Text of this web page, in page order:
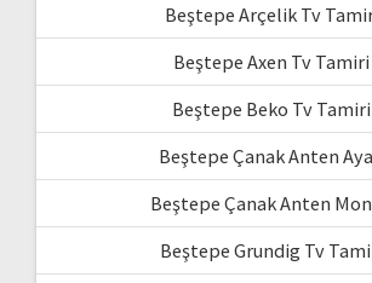
Beştepe Arçelik Tv
Beştepe Axen Tv Tamiri
Beştepe Beko Tv Tamiri
Beştepe Çanak Anten
Beştepe Çanak Anten
Beştepe Grundig Tv